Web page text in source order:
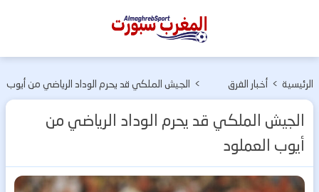
المغرب
الرئيسية > أخبار الفرق
> الجيش الملكي قد يحرم الوداد الرياضي من أيوب
الجيش الملكي قد يحرم الوداد الرياضي من
أيوب العملود